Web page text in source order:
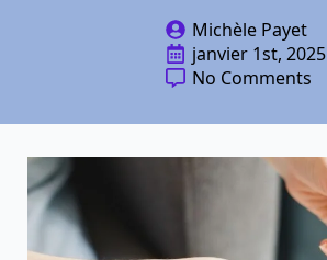
Michèle Payet
janvier 1st, 2025
No Comments